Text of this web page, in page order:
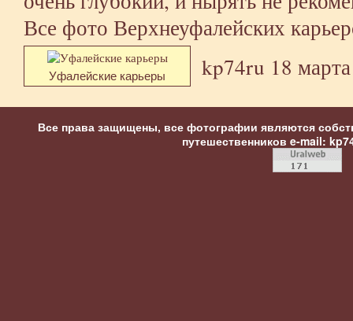
Все фото Верхнеуфалейских
Уфалейские карьеры kp74ru 18
Все права защищены, все фотографии являются
путешественников e-mail: